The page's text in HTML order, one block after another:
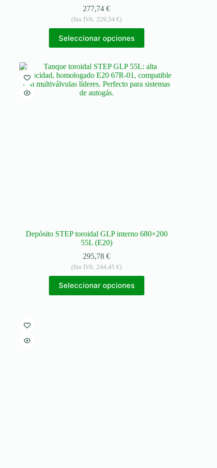
277,74€
(Sin IVA:229,54€)
Seleccionar opciones
Depósito STEP toroidal GLP interno 680×200
55L (E20)
295,78€
(Sin IVA: 244,45€)
Seleccionar opciones